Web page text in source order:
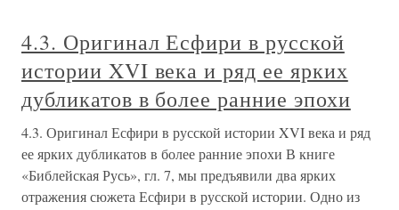
4.3. Оригинал Есфири в русской
истории XVI века и ряд ее ярких
дубликатов в более ранние эпохи
4.3. Оригинал Есфири в русской истории XVI века и ряд
ее ярких дубликатов в более ранние эпохи В книге
«Библейская Русь», гл. 7, мы предъявили два ярких
отражения сюжета Есфири в русской истории. Одно из